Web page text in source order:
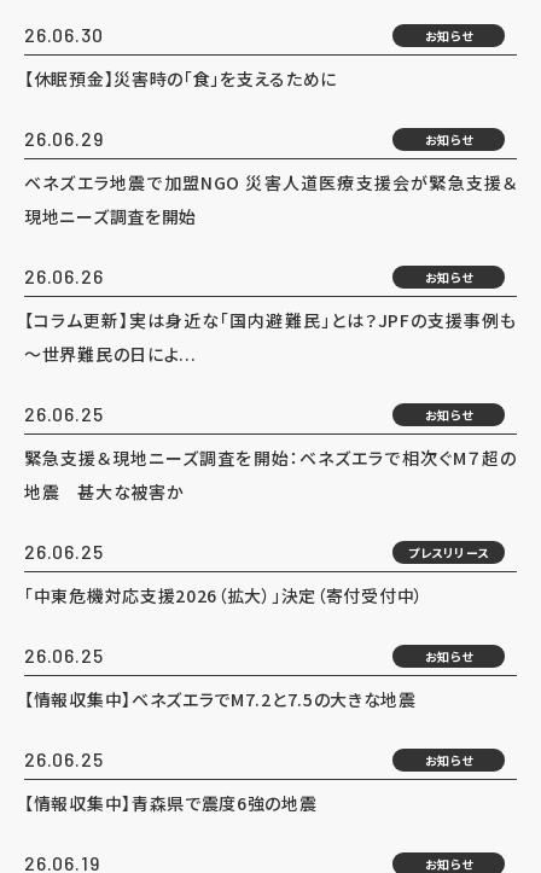
26.06.30 お知らせ
【休眠預金】災害時の「食」を支えるために
26.06.29 お知らせ
ベネズエラ地震で加盟NGO 災害人道医療支援会が緊急支援＆
現地ニーズ調査を開始
26.06.26 お知らせ
【コラム更新】実は身近な「国内避難民」とは？JPFの支援事例も
～世界難民の日によ...
26.06.25 お知らせ
緊急支援＆現地ニーズ調査を開始：ベネズエラで相次ぐM７超の
地震 甚大な被害か
26.06.25 プレスリリース
「中東危機対応支援2026（拡大）」決定（寄付受付中）
26.06.25 お知らせ
【情報収集中】ベネズエラでM7.2と7.5の大きな地震
26.06.25 お知らせ
【情報収集中】青森県で震度6強の地震
26.06.19 お知らせ